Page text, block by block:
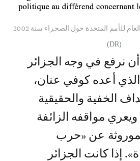
للأمم المتحدة حول الصحراء سنة 2002
(DR)
نرفع في وجه الجزائر
الذي أعده كوفي عنان،
الخفية والحقيقية
مواقفه الزائفة
عن «حرب
إذا كانت الجزائر